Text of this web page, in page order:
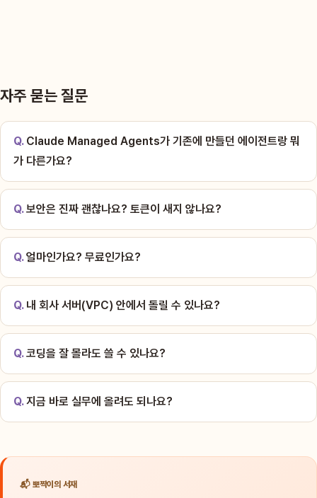
자주 묻는 질문
Claude Managed Agents가 기존에 만들던 에이전트랑 뭐
가 다른가요?
보안은 진짜 괜찮나요? 토큰이 새지 않나요?
얼마인가요? 무료인가요?
내 회사 서버(VPC) 안에서 돌릴 수 있나요?
코딩을 잘 몰라도 쓸 수 있나요?
지금 바로 실무에 올려도 되나요?
📬 뽀짝이의 서재